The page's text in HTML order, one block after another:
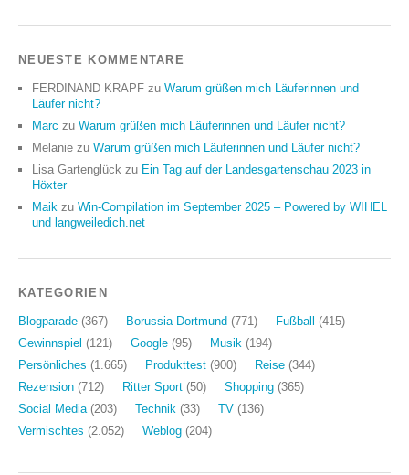
NEUESTE KOMMENTARE
FERDINAND KRAPF zu Warum grüßen mich Läuferinnen und
Läufer nicht?
Marc zu Warum grüßen mich Läuferinnen und Läufer nicht?
Melanie zu Warum grüßen mich Läuferinnen und Läufer nicht?
Lisa Gartenglück zu Ein Tag auf der Landesgartenschau 2023 in
Höxter
Maik zu Win-Compilation im September 2025 – Powered by WIHEL
und langweiledich.net
KATEGORIEN
Blogparade (367) Borussia Dortmund (771) Fußball
(415)
Gewinnspiel (121) Google (95) Musik (194)
Persönliches (1.665) Produkttest (900) Reise (344)
Rezension (712) Ritter Sport (50) Shopping (365)
Social Media (203) Technik (33) TV (136)
Vermischtes (2.052) Weblog (204)